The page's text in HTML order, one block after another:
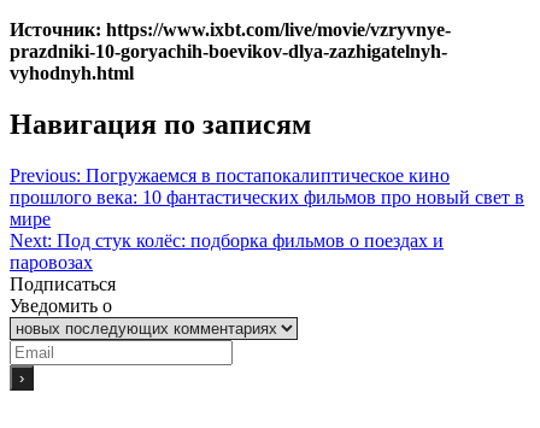
Источник: https://www.ixbt.com/live/movie/vzryvnye-
prazdniki-10-goryachih-boevikov-dlya-zazhigatelnyh-
vyhodnyh.html
Навигация по записям
Previous: Погружаемся в постапокалиптическое кино
прошлого века: 10 фантастических фильмов про новый свет в
мире
Next: Под стук колёс: подборка фильмов о поездах и
паровозах
Подписаться
Уведомить о